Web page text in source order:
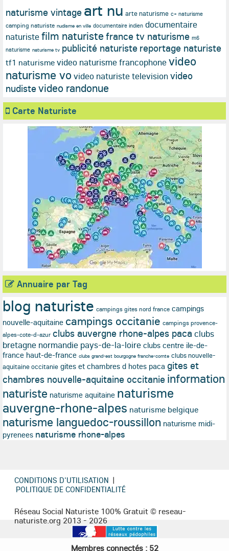
naturisme vintage art nu arte naturisme c+ naturisme
camping naturiste nudisme en ville documentaire indien documentaire
naturistefilm naturistefrance tv naturisme m6
naturisme naturisme tv publicité naturiste reportage naturiste
tf1 naturisme video naturisme francophonevideo
naturisme vo video naturiste televisionvideo
nudistevideo randonue
Carte Naturiste
Annuaire par Tag
blog naturiste campings gites nord france campings
nouvelle-aquitaine campings occitanie campings provence-
alpes-cote-d-azur clubs auvergne rhone-alpes paca clubs
bretagne normandie pays-de-la-loire clubs centre ile-de-
france haut-de-france clubs grand-est bourgogne franche-comte clubs nouvelle-
aquitaine occitanie gites et chambres d hotes paca gites et
chambres nouvelle-aquitaine occitanie information
naturiste naturisme aquitaine naturisme
auvergne-rhone-alpes naturisme belgique
naturisme languedoc-roussillon naturisme midi-
pyrenees naturisme rhone-alpes
CONDITIONS D'UTILISATION |
POLITIQUE DE CONFIDENTIALITÉ
Réseau Social Naturiste 100% Gratuit © reseau-
naturiste.org 2013 - 2026
Membres connectés : 52